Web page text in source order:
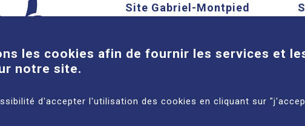
Site Gabriel-MontpiedCookies
les cookies afin de fournir les services et
notre site.
d'accepter l'utilisation des cookies en cliquant sur